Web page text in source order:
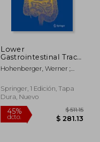
45%
Lower
Gastrointestinal Tract
Surgery: Vol. 2, Open
Procedures (en
Hohenberger, Werner ;
Springer, 1 Edición, Tapa
Dura, Nuevo